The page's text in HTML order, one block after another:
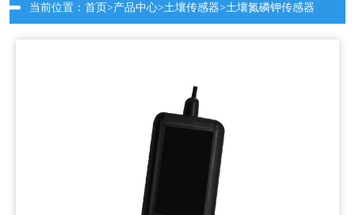
当前位置： 首页>产品中心>土壤传感器>土壤氮磷钾传感器